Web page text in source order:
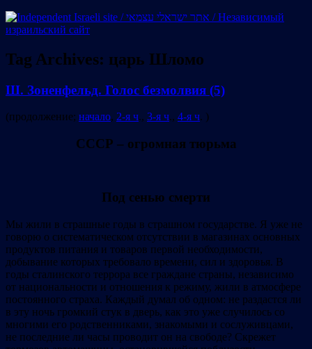
Tag Archives: царь Шломо
Ш. Зоненфельд. Голос безмолвия (5)
(продолжение; начало, 2-я ч., 3-я ч., 4-я ч. )
СССР – огромная тюрьма
Под сенью смерти
Мы жили в страшные годы в страшном государстве. Я уже не
говорю о систематическом отсутствии в магазинах основных
продуктов питания и товаров первой необходимости,
добывание которых требовало времени, сил и здоровья. В
годы сталинского террора все граждане страны, независимо
от национальности и отношения к режиму, жили в атмосфере
постоянного страха. Каждый думал об одном: не раздастся ли
в эту ночь громкий стук в дверь, как это уже случилось со
многими его родственниками, знакомыми и сослуживцами,
не последние ли часы проводит он на свободе? Скрежет